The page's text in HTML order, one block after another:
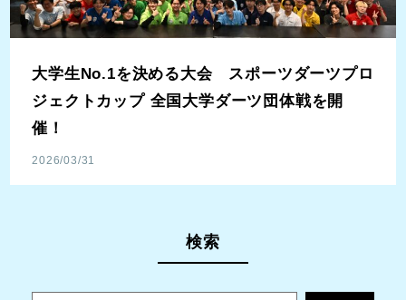
大学生No.1を決める大会 スポーツダーツプロ
ジェクトカップ 全国大学ダーツ団体戦を開
催！
2026/03/31
検索